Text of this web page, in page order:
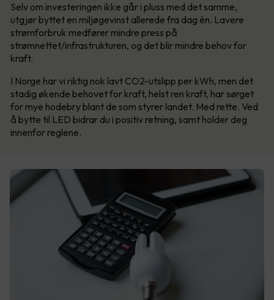
Selv om investeringen ikke går i pluss med det samme,
utgjør byttet en miljøgevinst allerede fra dag én. Lavere
strømforbruk medfører mindre press på
strømnettet/infrastrukturen, og det blir mindre behov for
kraft.
I Norge har vi riktig nok lavt CO2-utslipp per kWh, men det
stadig økende behovet for kraft, helst ren kraft, har sørget
for mye hodebry blant de som styrer landet. Med rette. Ved
å bytte til LED bidrar du i positiv retning, samt holder deg
innenfor reglene.